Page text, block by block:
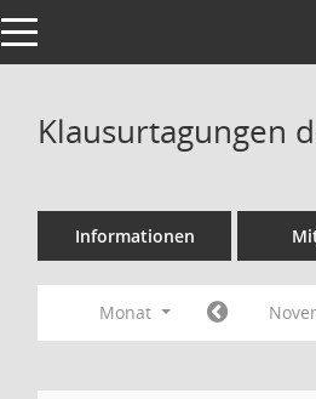
Toggle navigation
Klausurtagungen
Informationen
Monat